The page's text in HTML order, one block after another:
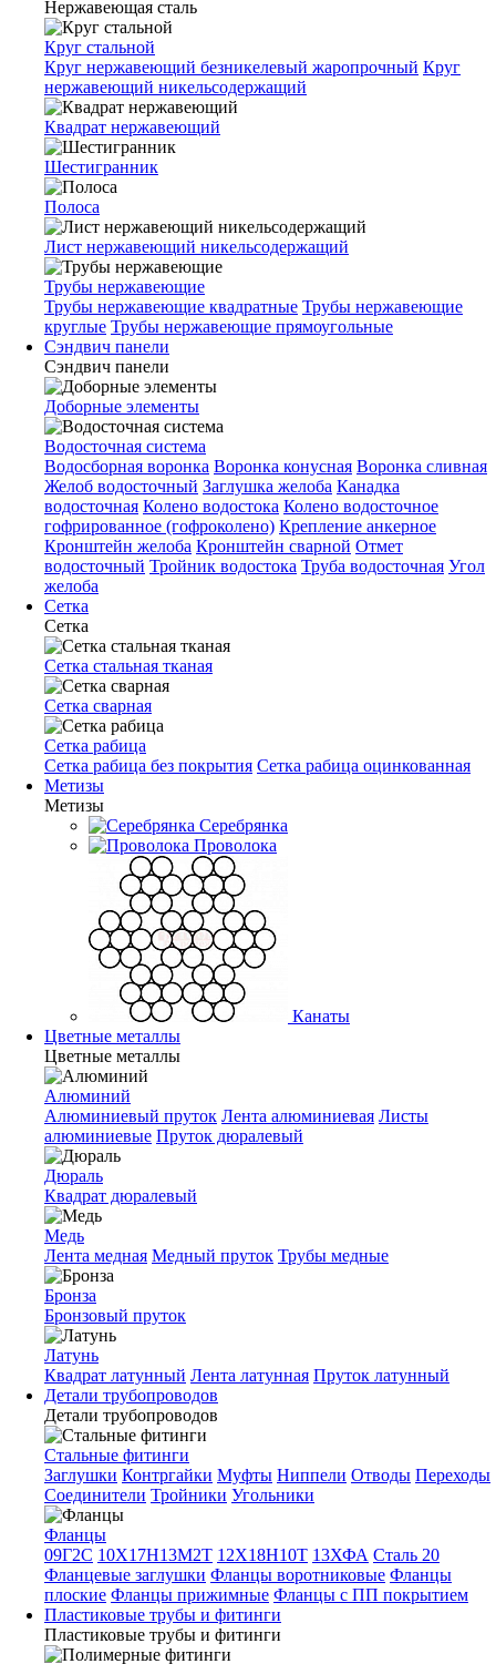
Нержавеющая сталь
Круг стальной
Круг нержавеющий безникелевый жаропрочный Круг
нержавеющий никельсодержащий
Квадрат нержавеющий
Шестигранник
Полоса
Лист нержавеющий никельсодержащий
Трубы нержавеющие
Трубы нержавеющие квадратные Трубы нержавеющие
круглые Трубы нержавеющие прямоугольные
Сэндвич панели
Сэндвич панели
Доборные элементы
Водосточная система
Водосборная воронка Воронка конусная Воронка сливная
Желоб водосточный Заглушка желоба Канадка
водосточная Колено водостока Колено водосточное
гофрированное (гофроколено) Крепление анкерное
Кронштейн желоба Кронштейн сварной Отмет
водосточный Тройник водостока Труба водосточная Угол
желоба
Сетка
Сетка
Сетка стальная тканая
Сетка сварная
Сетка рабица
Сетка рабица без покрытия Сетка рабица оцинкованная
Метизы
Метизы
Серебрянка
Проволока
Канаты
Цветные металлы
Цветные металлы
Алюминий
Алюминиевый пруток Лента алюминиевая Листы
алюминиевые Пруток дюралевый
Дюраль
Квадрат дюралевый
Медь
Лента медная Медный пруток Трубы медные
Бронза
Бронзовый пруток
Латунь
Квадрат латунный Лента латунная Пруток латунный
Детали трубопроводов
Детали трубопроводов
Стальные фитинги
Заглушки Контргайки Муфты Ниппели Отводы Переходы
Соединители Тройники Угольники
Фланцы
09Г2С 10Х17Н13М2Т 12Х18Н10Т 13ХФА Сталь 20
Фланцевые заглушки Фланцы воротниковые Фланцы
плоские Фланцы прижимные Фланцы с ПП покрытием
Пластиковые трубы и фитинги
Пластиковые трубы и фитинги